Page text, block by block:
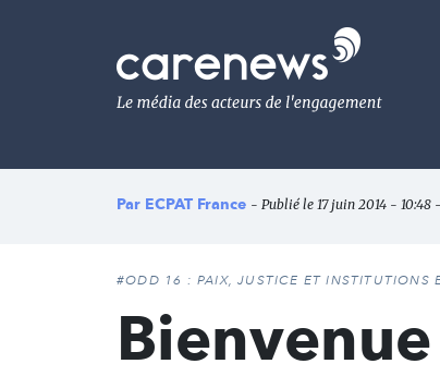
Le
média
de
l'engagement
Par ECPAT France - Publié le 17 juin 2014 - 10:48
#ODD 16 : PAIX, JUSTICE ET INSTITUTIONS
Bienvenue